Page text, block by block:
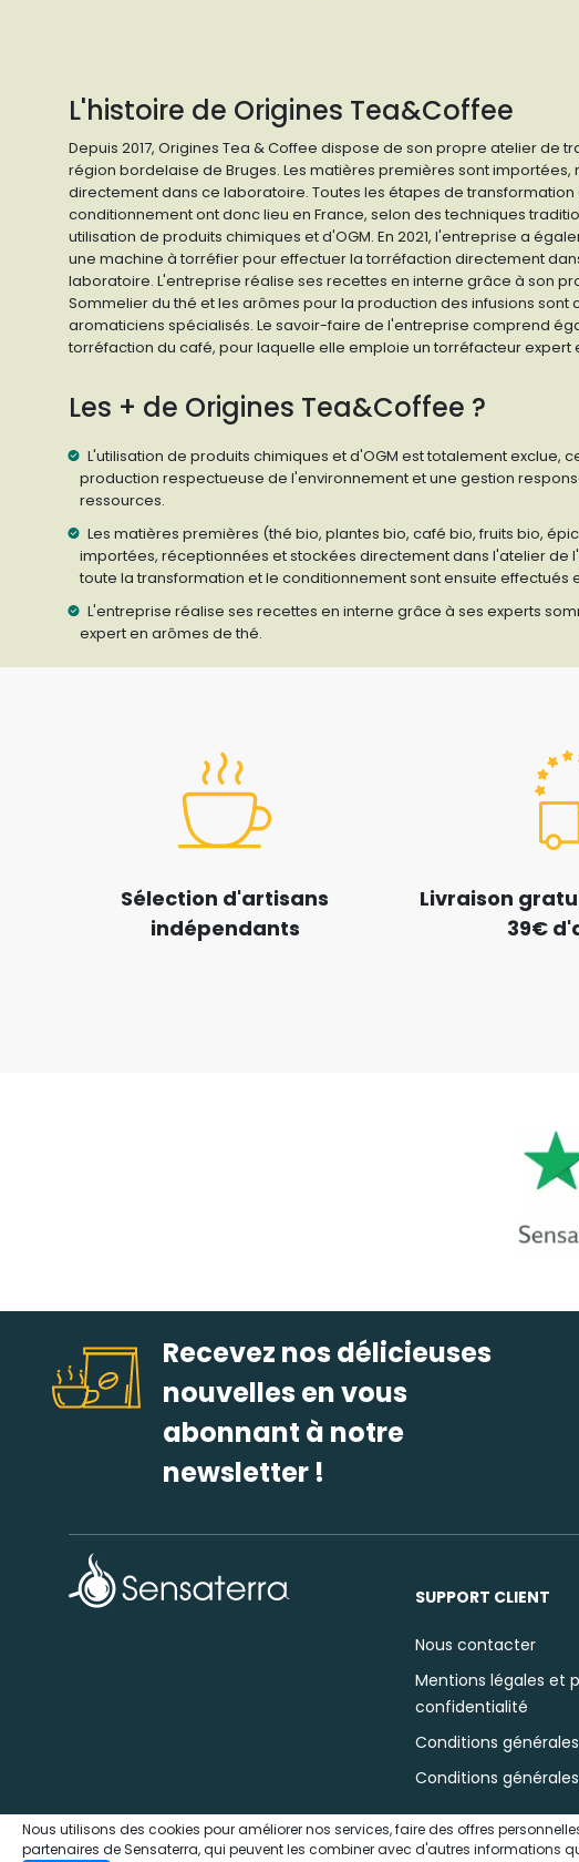
L'histoire de Origines Tea&Coffee
Depuis 2017, Origines Tea & Coffee dispose de son propre atelier de
région bordelaise de Bruges. Les matières premières sont importées,
directement dans ce laboratoire. Toutes les étapes de transformation
conditionnement ont donc lieu en France, selon des techniques
utilisation de produits chimiques et d'OGM. En 2021, l'entreprise a
une machine à torréfier pour effectuer la torréfaction directement
laboratoire. L'entreprise réalise ses recettes en interne grâce à son
Sommelier du thé et les arômes pour la production des infusions sont
aromaticiens spécialisés. Le savoir-faire de l'entreprise comprend
torréfaction du café, pour laquelle elle emploie un torréfacteur expert
Les + de Origines Tea&Coffee ?
L'utilisation de produits chimiques et d'OGM est totalement exclue,
production respectueuse de l'environnement et une gestion
ressources.
Les matières premières (thé bio, plantes bio, café bio, fruits bio,
importées, réceptionnées et stockées directement dans l'atelier de
toute la transformation et le conditionnement sont ensuite effectués
L'entreprise réalise ses recettes en interne grâce à ses experts
expert en arômes de thé.
Sélection d'artisans
indépendants
Livraison
39€
Recevez nos délicieuses
nouvelles en vous
abonnant à notre
newsletter !
SUPPORT CLIENT
Nous contacter
Mentions légales et
confidentialité
Conditions
Conditions
Nous utilisons des cookies pour améliorer nos services, faire des offres
partenaires de Sensaterra, qui peuvent les combiner avec d'autres informations